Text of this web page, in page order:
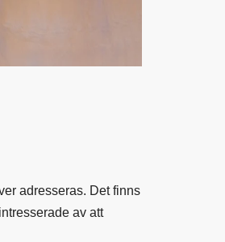
adresseras. Det finns
av att